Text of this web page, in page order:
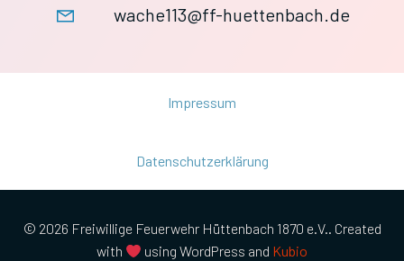
wache113@ff-huettenbach.de
Impressum
Datenschutzerklärung
© 2026 Freiwillige Feuerwehr Hüttenbach 1870 e.V.. Created
with
using WordPress and Kubio